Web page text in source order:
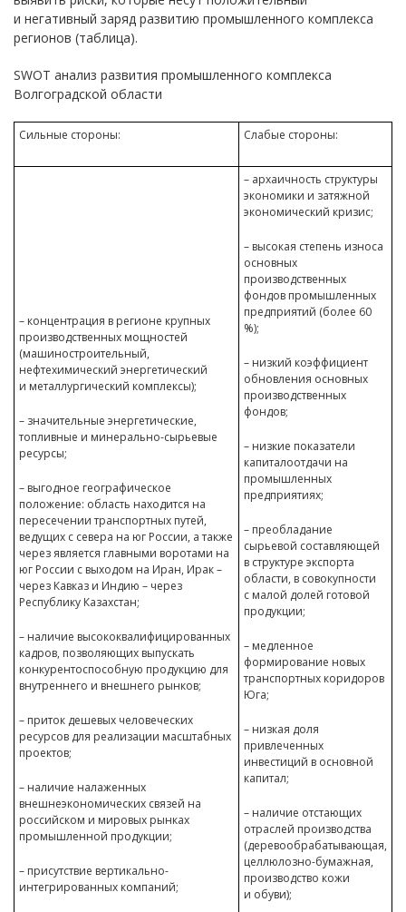
и негативный заряд развитию промышленного комплекса
регионов (таблица).
SWOT анализ развития промышленного комплекса
Волгоградской области
Сильные стороны: Слабые стороны:
– концентрация в регионе крупных
производственных мощностей
(машиностроительный,
нефтехимический энергетический
и металлургический комплексы);
– значительные энергетические,
топливные и минерально-сырьевые
ресурсы;
– выгодное географическое
положение: область находится на
пересечении транспортных путей,
ведущих с севера на юг России, а также
через является главными воротами на
юг России с выходом на Иран, Ирак –
через Кавказ и Индию – через
Республику Казахстан;
– наличие высококвалифицированных
кадров, позволяющих выпускать
конкурентоспособную продукцию для
внутреннего и внешнего рынков;
– приток дешевых человеческих
ресурсов для реализации масштабных
проектов;
– наличие налаженных
внешнеэкономических связей на
российском и мировых рынках
промышленной продукции;
– присутствие вертикально-
интегрированных компаний;
– архаичность структуры
экономики и затяжной
экономический кризис;
– высокая степень износа
основных
производственных
фондов промышленных
предприятий (более 60
%);
– низкий коэффициент
обновления основных
производственных
фондов;
– низкие показатели
капиталоотдачи на
промышленных
предприятиях;
– преобладание
сырьевой составляющей
в структуре экспорта
области, в совокупности
с малой долей готовой
продукции;
– медленное
формирование новых
транспортных коридоров
Юга;
– низкая доля
привлеченных
инвестиций в основной
капитал;
– наличие отстающих
отраслей производства
(деревообрабатывающая,
целлюлозно-бумажная,
производство кожи
и обуви);